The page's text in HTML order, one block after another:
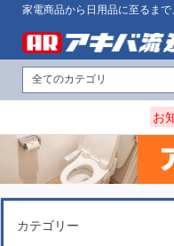
家電商品から日用品に至るま
お
カテゴリー